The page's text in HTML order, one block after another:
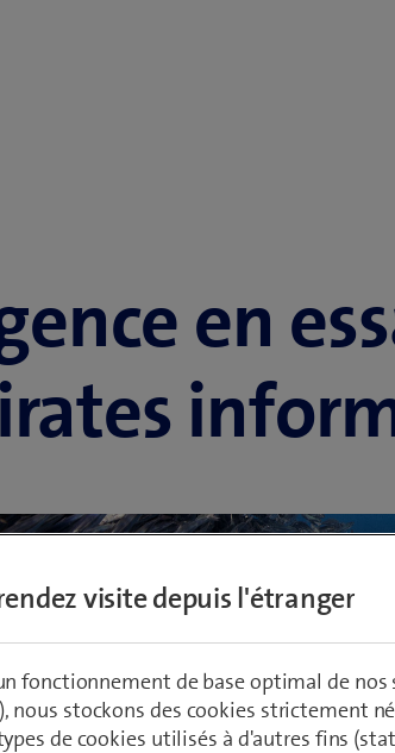
en
visite depuis l'étranger
fonctionnement de base optimal de
nous stockons des cookies strictement
de cookies utilisés à d'autres fins